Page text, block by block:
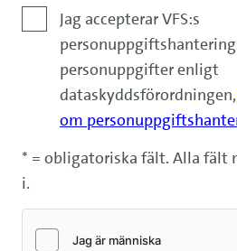
Ansvarsfriskrivning
Jag accepterar VFS:s
personuppgifter enligt
dataskyddsförordningen,
om
* = obligatoriska fält. Alla fält
i.